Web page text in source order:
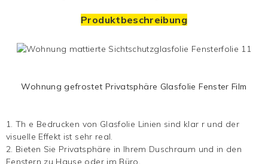
Produktbeschreibung
Wohnung gefrostet Privatsphäre Glasfolie FensterFilm
1. Th e Bedrucken von Glasfolie Linien sind klar r und der
visuelle Effekt ist sehr real.
2. Bieten Sie Privatsphäre in Ihrem Duschraum und in den
Fenstern zu Hause oder im Büro.